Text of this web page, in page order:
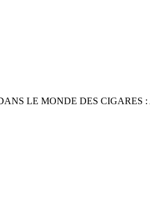
LE MONDE DES CIGARES